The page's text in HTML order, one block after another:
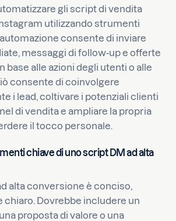
gli script di vendita
utilizzando strumenti
consente di inviare
messaggi di follow-up e offerte
base alle azioni degli utenti o alle
consente di coinvolgere
i lead, coltivare i potenziali clienti
di vendita e ampliare la propria
il tocco personale.
chiave di uno script DM ad alta
alta conversione è conciso,
chiaro. Dovrebbe includere un
proposta di valore o una